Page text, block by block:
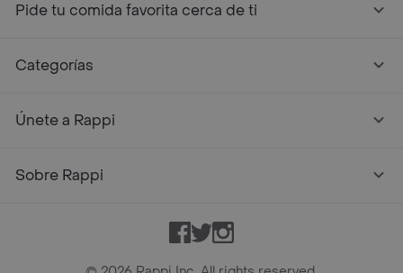
Pide tu comida favorita cerca de ti
Categorías
Únete a Rappi
Sobre Rappi
Facebook
TwitterInstagram